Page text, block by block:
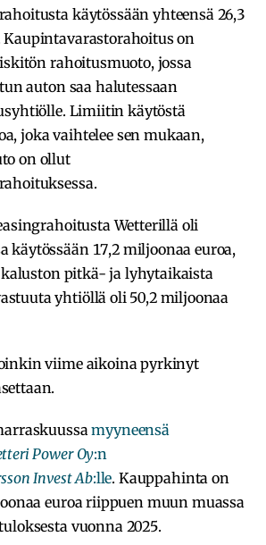
käytössään yhteensä 26,3
Kaupintavarastorahoitus on
rahoitusmuoto, jossa
auton saa halutessaan
Limiitin käytöstä
joka vaihtelee sen mukaan,
on ollut
Wetterillä oli
käytössään 17,2 miljoonaa euroa,
pitkä- ja lyhytaikaista
yhtiöllä oli 50,2 miljoonaa
viime aikoina pyrkinyt
myyneensä
Power Oy:n
Invest Ab:lle. Kauppahinta on
euroa riippuen muun muassa
vuonna 2025.